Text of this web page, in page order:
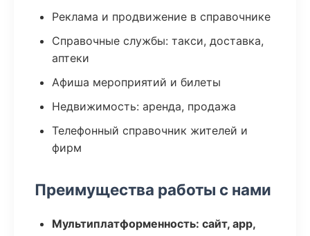
Реклама и продвижение в справочнике
Справочные службы: такси, доставка,
аптеки
Афиша мероприятий и билеты
Недвижимость: аренда, продажа
Телефонный справочник жителей и
фирм
Преимущества работы с нами
Мультиплатформенность: сайт, app,